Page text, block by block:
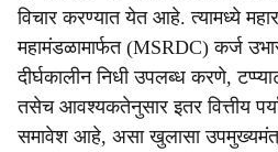
विचार करण्यात येत आहे. त्यामध्ये
महामंडळामार्फत (MSRDC) कर्ज
दीर्घकालीन निधी उपलब्ध करणे,
तसेच आवश्यकतेनुसार इतर वित्तीय
समावेश आहे, असा खुलासा